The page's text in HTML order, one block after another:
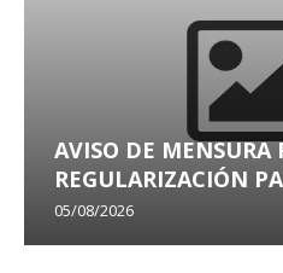
AVISO DE MENSURA
REGULARIZACIÓN
05/08/2026